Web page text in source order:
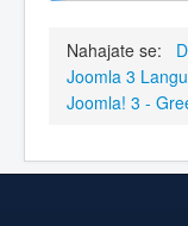
Nahajate se:
Joomla 3
Joomla! 3 -